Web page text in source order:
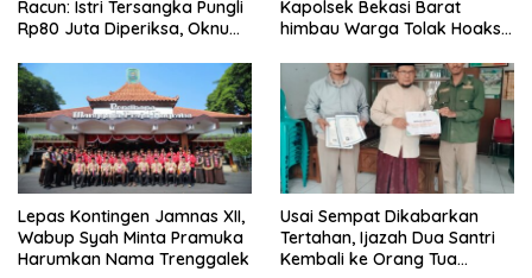
Racun: Istri Tersangka Pungli
Rp80 Juta Diperiksa, Oknum
Disdagperin
Kapolsek Bekasi Barat
himbau Warga Tolak Hoaks
Sholat Jumat
Lepas Kontingen Jamnas XII,
Wabup Syah Minta Pramuka
Harumkan Nama Trenggalek
Usai Sempat Dikabarkan
Tertahan, Ijazah Dua Santri
Kembali ke Orang Tua